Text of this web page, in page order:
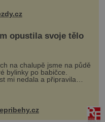
opustila svoje tělo
na chalupě jsme na půdě
bylinky po babičce.
mi nedala a připravila
lektvar… Zimní pobyt
se pro mě vlastní vinou
zážitek, na kt...